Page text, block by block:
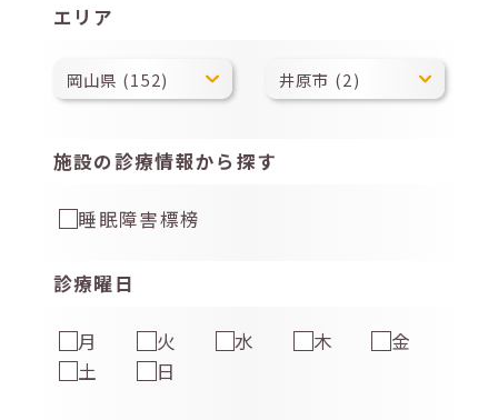
エリア
施設の診療情報から探す
睡眠障害標榜
診療曜日
月 火 水 木
金
土
日